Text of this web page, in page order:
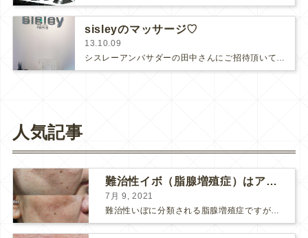
sisleyのマッサージ♡
13.10.09
シスレーアンバサダーの田中さんにご招待頂いて、青山にあるシスレー本社でマッサージを受けました。エレベーターに乗った瞬間からアロマ…
人気記事
難治性イボ（脂腺増殖症）はアグネスAGNESが効果的です！
7月 9, 2021